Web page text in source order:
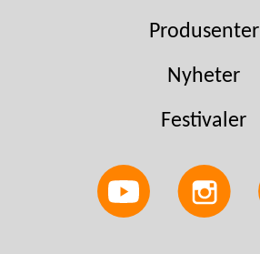
Produsenter
Nyheter
Festivaler